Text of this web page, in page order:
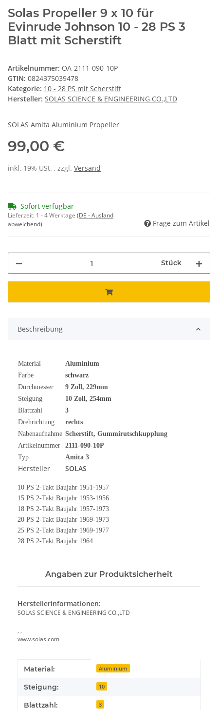
Solas Propeller 9 x 10 für
Evinrude Johnson 10 - 28 PS 3
Blatt mit Scherstift
Artikelnummer: OA-2111-090-10P
GTIN: 0824375039478
Kategorie: 10 - 28 PS mit Scherstift
Hersteller: SOLAS SCIENCE & ENGINEERING CO.,LTD
SOLAS Amita Aluminium Propeller
99,00 €
inkl. 19% USt. , zzgl. Versand
Sofort verfügbar
Lieferzeit: 1 - 4 Werktage (DE - Ausland
abweichend)
Frage zum Artikel
Stück
Beschreibung
Material
Aluminium
Farbe
schwarz
Durchmesser
9 Zoll, 229mm
Steigung
10 Zoll, 254mm
Blattzahl
3
Drehrichtung
rechts
Nabenaufnahme Scherstift, Gummirutschkupplung
Artikelnummer
2111-090-10P
Typ
Amita 3
Hersteller SOLAS
10 PS 2-Takt Baujahr 1951-1957
15 PS 2-Takt Baujahr 1953-1956
18 PS 2-Takt Baujahr 1957-1973
20 PS 2-Takt Baujahr 1969-1973
25 PS 2-Takt Baujahr 1969-1977
28 PS 2-Takt Baujahr 1964
Angaben zur Produktsicherheit
Herstellerinformationen:
SOLAS SCIENCE & ENGINEERING CO.,LTD
, ,
www.solas.com
Produkteigenschaft
Wert
Material: Aluminium
Steigung: 10
Blattzahl: 3